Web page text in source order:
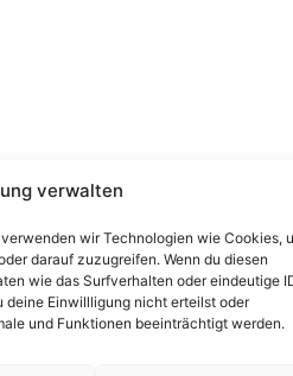
verwalten
wir Technologien wie Cookies,
darauf zuzugreifen. Wenn du diesen
wie das Surfverhalten oder eindeutige
deine Einwillligung nicht erteilst oder
und Funktionen beeinträchtigt werden.